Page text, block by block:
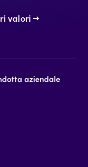
valori
aziendale